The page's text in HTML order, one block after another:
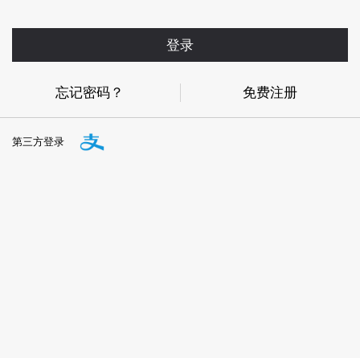
登录
忘记密码？ 免费注册
第三方登录